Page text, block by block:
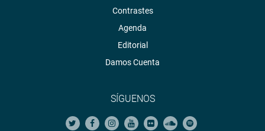
Contrastes
Agenda
Editorial
Damos Cuenta
SÍGUENOS